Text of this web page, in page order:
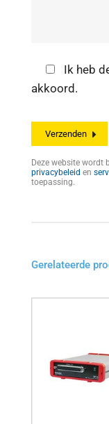
Ik heb
akkoord.
Deze website wordt
privacybeleid en
toepassing.
Gerelateerde